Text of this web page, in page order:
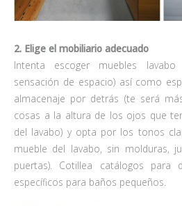
2. Elige el mobiliario adecuado
Intenta escoger muebles
sensación de espacio) así como
almacenaje por detrás (te será
cosas a la altura de los ojos que
del lavabo) y opta por los tonos
mueble del lavabo, sin molduras,
puertas). Cotillea catálogos para
específicos para baños pequeños.